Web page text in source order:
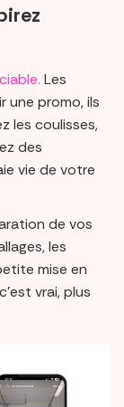
Les
une promo, ils
les coulisses,
des
vie de votre
de vos
les
mise en
vrai, plus